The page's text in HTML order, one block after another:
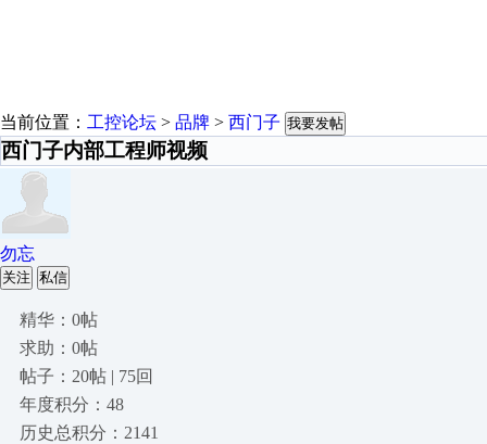
当前位置： 工控论坛 > 品牌 > 西门子 我要发帖
西门子内部工程师视频
勿忘
关注 私信
精华：0帖
求助：0帖
帖子：20帖 | 75回
年度积分：48
历史总积分：2141